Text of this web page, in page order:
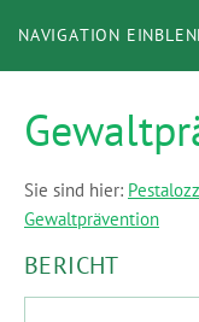
NAVIGATION
Sie sind hier:
Gewaltprävention
BERICHT